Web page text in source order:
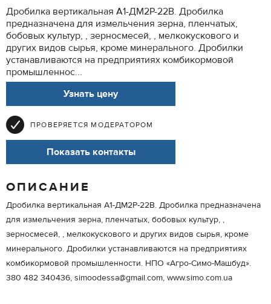
Дробилка вертикальная А1-ДМ2Р-22В. Дробилка
предназначена для измельчения зерна, пленчатых,
бобовых культур, , зерносмесей, , мелкокускового и
других видов сырья, кроме минерального. Дробилки
устанавливаются на предприятиях комбикормовой
промышленнос...
Узнать цену
ПРОВЕРЯЕТСЯ МОДЕРАТОРОМ
Показать контакты
ОПИСАНИЕ
Дробилка вертикальная А1-ДМ2Р-22В. Дробилка предназначена
для измельчения зерна, пленчатых, бобовых культур, ,
зерносмесей, , мелкокускового и других видов сырья, кроме
минерального. Дробилки устанавливаются на предприятиях
комбикормовой промышленности. НПО «Агро-Симо-Машбуд».
380 482 340436, simoodessa@gmail.com, www.simo.com.ua